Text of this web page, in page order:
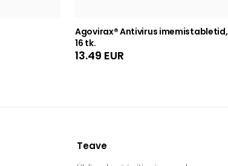
Agovirax® Antivirus imemistabletid,
16 tk.
13.49 EUR
Teave